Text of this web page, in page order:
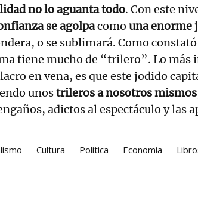
no lo aguanta todo. Con este
se agolpacomo una enorme
o se sublimará. Como
tiene mucho de “trilero”. Lo más
en vena, es que este jodido
unostrileros a nosotros mismos
adictos al espectáculo y las
Cultura Política Economía